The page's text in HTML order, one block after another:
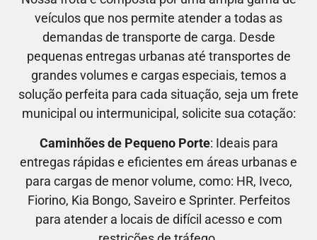
veículos que nos permite atender a todas as
demandas de transporte de carga. Desde
pequenas entregas urbanas até transportes de
grandes volumes e cargas especiais, temos a
solução perfeita para cada situação, seja um frete
municipal ou intermunicipal, solicite sua cotação:
Caminhões de Pequeno Porte: Ideais para
entregas rápidas e eficientes em áreas urbanas e
para cargas de menor volume, como: HR, Iveco,
Fiorino, Kia Bongo, Saveiro e Sprinter. Perfeitos
para atender a locais de difícil acesso e com